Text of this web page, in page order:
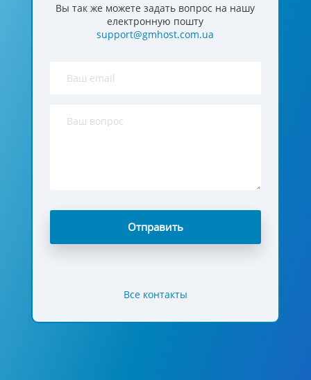
Вы так же можете задать вопрос на нашу
електронную пошту
support@gmhost.com.ua
Все контакты